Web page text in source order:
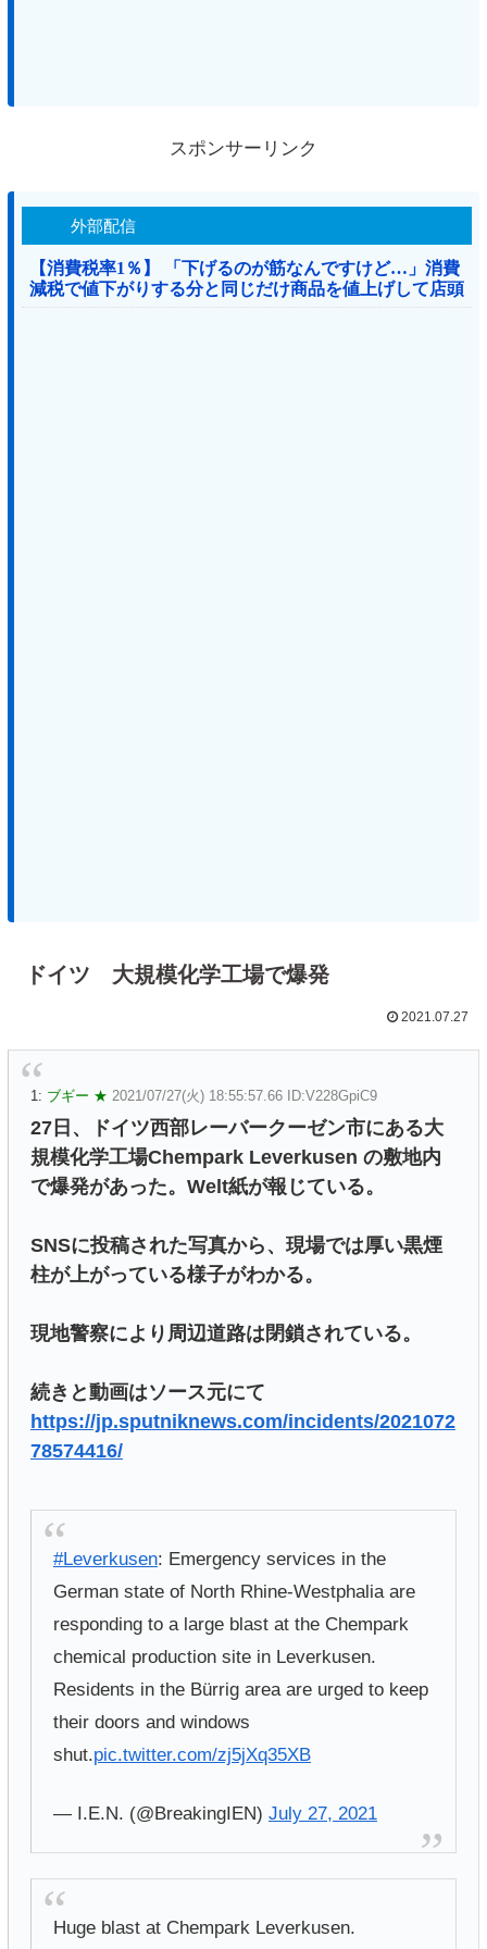
スポンサーリンク
外部配信
【消費税率1％】 「下げるのが筋なんですけど…」消費
減税で値下がりする分と同じだけ商品を値上げして店頭
価格を変えない店も
ドイツ 大規模化学工場で爆発
2021.07.27
1: ブギー ★ 2021/07/27(火) 18:55:57.66 ID:V228GpiC9
27日、ドイツ西部レーバークーゼン市にある大
規模化学工場Chempark Leverkusen の敷地内
で爆発があった。Welt紙が報じている。
SNSに投稿された写真から、現場では厚い黒煙
柱が上がっている様子がわかる。
現地警察により周辺道路は閉鎖されている。
続きと動画はソース元にて
https://jp.sputniknews.com/incidents/2021072
78574416/
#Leverkusen: Emergency services in the
German state of North Rhine-Westphalia are
responding to a large blast at the Chempark
chemical production site in Leverkusen.
Residents in the Bürrig area are urged to keep
their doors and windows
shut.pic.twitter.com/zj5jXq35XB
— I.E.N. (@BreakingIEN) July 27, 2021
Huge blast at Chempark Leverkusen.